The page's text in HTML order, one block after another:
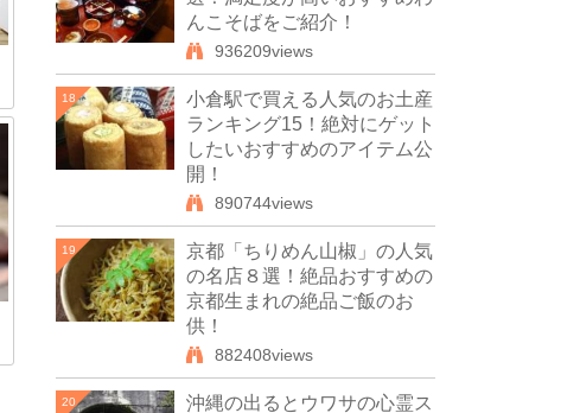
んこそばをご紹介！
936209views
18
小倉駅で買える人気のお土産
ランキング15！絶対にゲット
したいおすすめのアイテム公
開！
890744views
19
京都「ちりめん山椒」の人気
の名店８選！絶品おすすめの
京都生まれの絶品ご飯のお
供！
882408views
20
沖縄の出るとウワサの心霊ス